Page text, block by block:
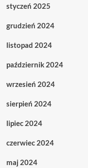
styczeń 2025
grudzień 2024
listopad 2024
październik 2024
wrzesień 2024
sierpień 2024
lipiec 2024
czerwiec 2024
maj 2024